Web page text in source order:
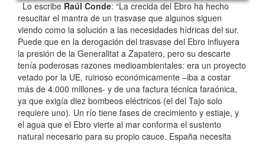
Lo escribeRaúl Conde: “La crecida del Ebro ha hecho
resucitar el mantra de un trasvase que algunos siguen
viendo como la solución a las necesidades hídricas del sur.
Puede que en la derogación del trasvase del Ebro influyera
la presión de la Generalitat a Zapatero, pero su descarte
tenía poderosas razones medioambientales: era un proyecto
vetado por la UE, ruinoso económicamente –iba a costar
más de 4.000 millones- y de una factura técnica faraónica,
ya que exigía diez bombeos eléctricos (el del Tajo solo
requiere uno). Un río tiene fases de crecimiento y estiaje, y
el agua que el Ebro vierte al mar conforma el sustento
natural necesario para su propio cauce. España necesita